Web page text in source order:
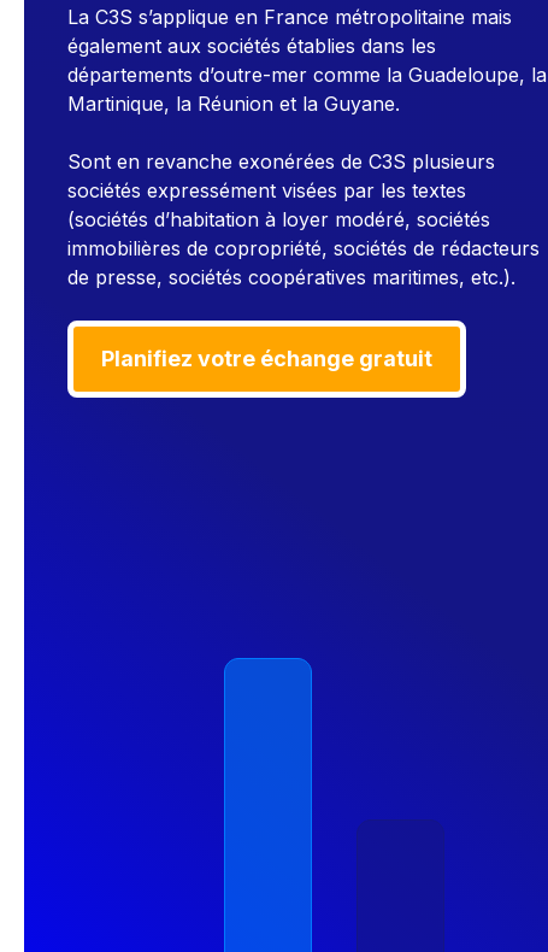
La C3S s’applique en France métropolitaine mais
également aux sociétés établies dans les
départements d’outre-mer comme la Guadeloupe, la
Martinique, la Réunion et la Guyane.
Sont en revanche exonérées de C3S plusieurs
sociétés expressément visées par les textes
(sociétés d’habitation à loyer modéré, sociétés
immobilières de copropriété, sociétés de rédacteurs
de presse, sociétés coopératives maritimes, etc.).
Planifiez votre échange gratuit